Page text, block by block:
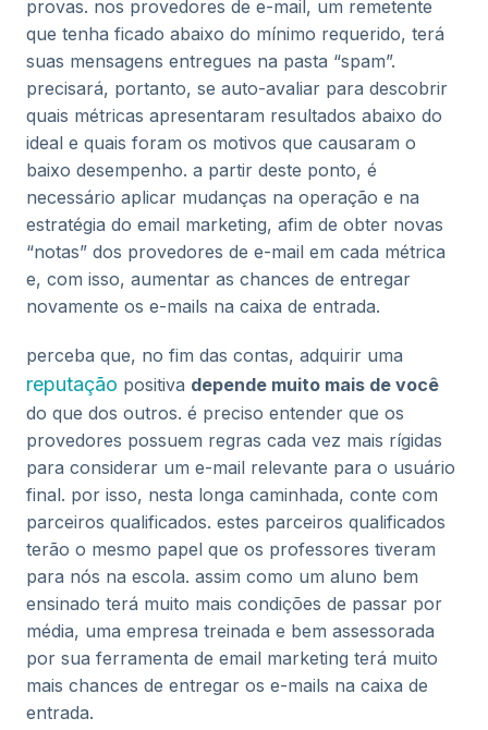
provas. nos provedores de e-mail, um remetente
que tenha ficado abaixo do mínimo requerido, terá
suas mensagens entregues na pasta “spam”.
precisará, portanto, se auto-avaliar para descobrir
quais métricas apresentaram resultados abaixo do
ideal e quais foram os motivos que causaram o
baixo desempenho. a partir deste ponto, é
necessário aplicar mudanças na operação e na
estratégia do email marketing, afim de obter novas
“notas” dos provedores de e-mail em cada métrica
e, com isso, aumentar as chances de entregar
novamente os e-mails na caixa de entrada.
perceba que, no fim das contas, adquirir uma
reputação positiva depende muito mais de você
do que dos outros. é preciso entender que os
provedores possuem regras cada vez mais rígidas
para considerar um e-mail relevante para o usuário
final. por isso, nesta longa caminhada, conte com
parceiros qualificados. estes parceiros qualificados
terão o mesmo papel que os professores tiveram
para nós na escola. assim como um aluno bem
ensinado terá muito mais condições de passar por
média, uma empresa treinada e bem assessorada
por sua ferramenta de email marketing terá muito
mais chances de entregar os e-mails na caixa de
entrada.